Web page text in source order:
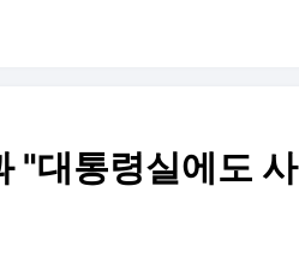
"대통령실에도 사